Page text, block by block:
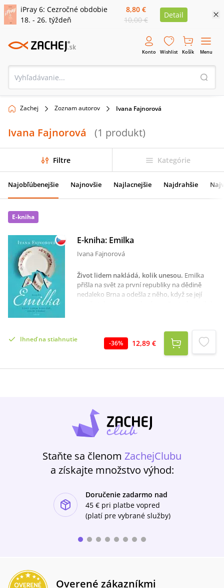
iPray 6: Cezročné obdobie
18. - 26. týždeň
8,80 €
10,00 €
Detail
Konto Wishlist Košík Menu
Zachej Zoznam autorov Ivana Fajnorová
Ivana Fajnorová (1 produkt)
Filtre Kategórie
Najobľúbenejšie Najnovšie Najlacnejšie Najdrahšie
E-kniha
E-kniha: Emilka
Ivana Fajnorová
Život lidem nakládá, kolik unesou. Emilka
přišla na svět za první republiky na dědině
nedaleko Brna a odešla z něho, když se její
neuměla. Přestože byl Emilčin život protkán
radostmi i bolestmi obyčejného člověka, nikdy
neztratila sílu jim statečně čelit.Tento román je
duších obyčejných lidí, jejichž příběhy známe i
Ihneď na stiahnutie -36% 12,89 €
Staňte sa členom ZachejClubu
a získajte množstvo výhod:
Doručenie zadarmo nad
45 € pri platbe vopred
(platí pre vybrané služby)
Overené zákazníkmi